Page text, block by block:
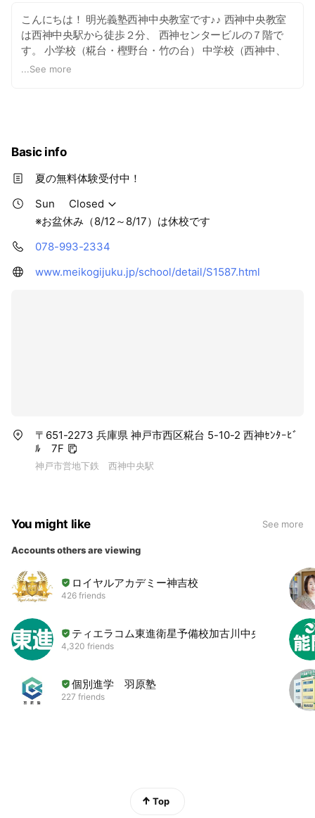
こんにちは！ 明光義塾西神中央教室です♪♪ 西神中央教室
は西神中央駅から徒歩２分、 西神センタービルの７階で
す。 小学校（糀台・樫野台・竹の台） 中学校（西神中、
櫨谷中、平野中、押部谷中、桜が丘中） 高校（須磨東高、
...See more
Basic info
夏の無料体験受付中！
Sun
Closed
※お盆休み（8/12～8/17）は休校です
078-993-2334
www.meikogijuku.jp/school/detail/S1587.html
〒651-2273 兵庫県 神戸市西区糀台 5-10-2 西神ｾﾝﾀｰﾋﾞ
ﾙ 7F
神戸市営地下鉄 西神中央駅
You might like See more
Accounts others are viewing
ロイヤルアカデミー神吉校
426 friends
ティエラコム東進衛星予備校加古川中央校
4,320 friends
個別進学 羽原塾
227 friends
Top